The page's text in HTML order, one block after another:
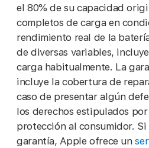
el 80% de su capacidad
completos de carga en
rendimiento real de la
de diversas variables,
carga habitualmente. La
incluye la cobertura de
caso de presentar algún
los derechos estipulados
protección al consumidor.
garantía, Apple ofrece un